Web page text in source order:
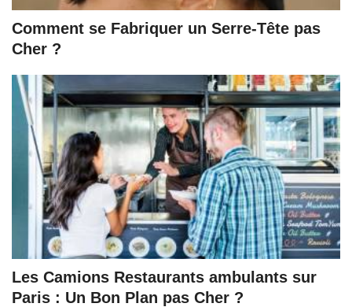
Comment se Fabriquer un Serre-Tête pas
Cher ?
Les Camions Restaurants ambulants sur
Paris : Un Bon Plan pas Cher ?